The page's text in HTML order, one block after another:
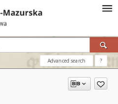
Advanced search ?